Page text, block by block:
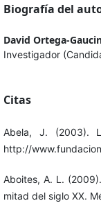
Biografía del
David Ortega-
Investigador
Citas
Abela, J. (2003).
http://
Aboites, A. L.
mitad del siglo XX.